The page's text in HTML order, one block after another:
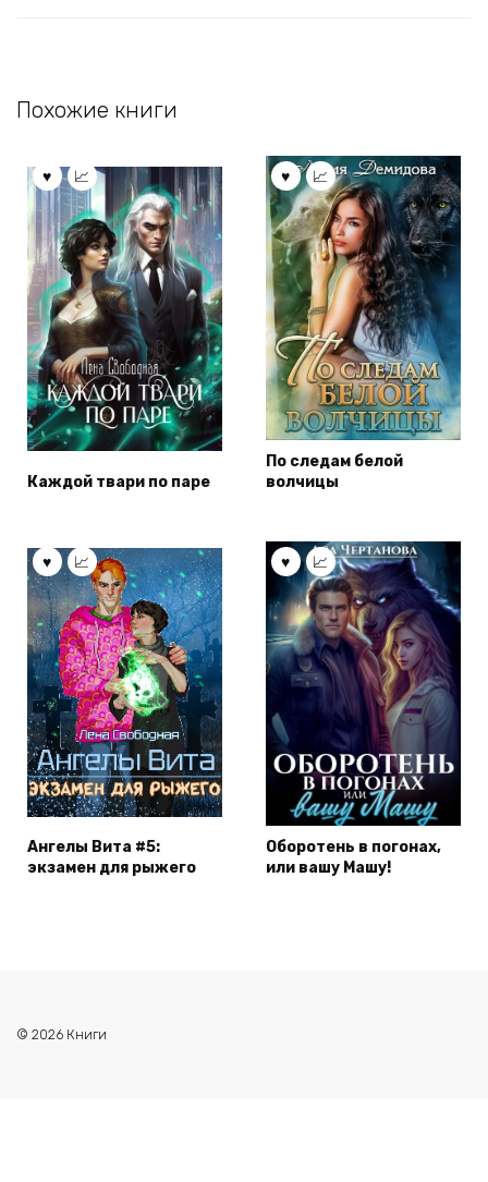
Похожие книги
Каждой твари по паре
По следам белой
волчицы
Ангелы Вита #5:
экзамен для рыжего
Оборотень в погонах,
или вашу Машу!
© 2026 Книги